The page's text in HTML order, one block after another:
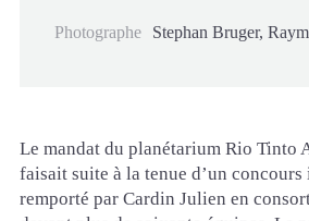
Photographe Stephan Bruger,
Le mandat du planétarium Rio Tinto
faisait suite à la tenue d’un
remporté par Cardin Julien en